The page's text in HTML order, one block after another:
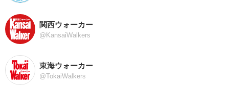
関西ウォーカー
@KansaiWalkers
東海ウォーカー
@TokaiWalkers